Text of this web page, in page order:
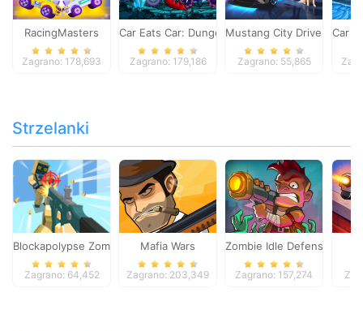
RacingMasters
Zagrano: 178,693
Car Eats Car: Dungeon Adventure
Zagrano: 179,186
Mustang City Driver
Zagrano: 55,865
Car
Strzelanki
Blockapolypse Zombie Shooter
Zagrano: 64,452
Mafia Wars
Zagrano: 203,349
Zombie Idle Defense
Zagrano: 157,274